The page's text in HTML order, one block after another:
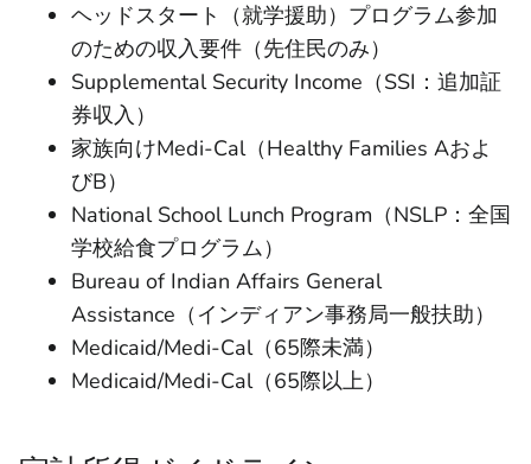
ヘッドスタート（就学援助）プログラム参加
のための収入要件（先住民のみ）
Supplemental Security Income（SSI：追加証
券収入）
家族向けMedi-Cal（Healthy Families Aおよ
びB）
National School Lunch Program（NSLP：全国
学校給食プログラム）
Bureau of Indian Affairs General
Assistance（インディアン事務局一般扶助）
Medicaid/Medi-Cal（65際未満）
Medicaid/Medi-Cal（65際以上）